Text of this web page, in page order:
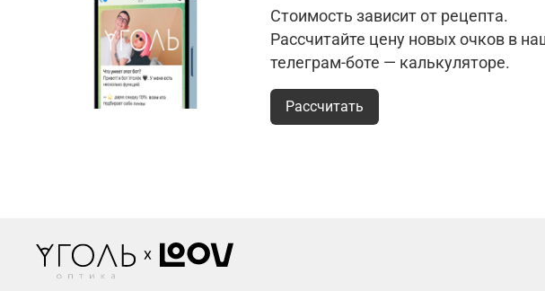
Стоимость зависит от рецепта.
Рассчитайте цену новых очков в
телеграм-боте — калькуляторе.
Рассчитать